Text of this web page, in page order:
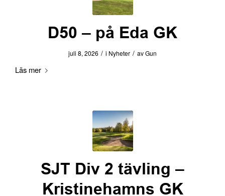
D50 – på Eda GK
juli 8, 2026 / i Nyheter / avGun
Läs mer
SJT Div 2 tävling –
Kristinehamns GK